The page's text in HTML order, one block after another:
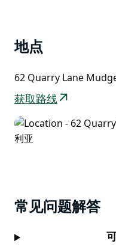
地点
62 Quarry Lane
获取路线
常见问题解答